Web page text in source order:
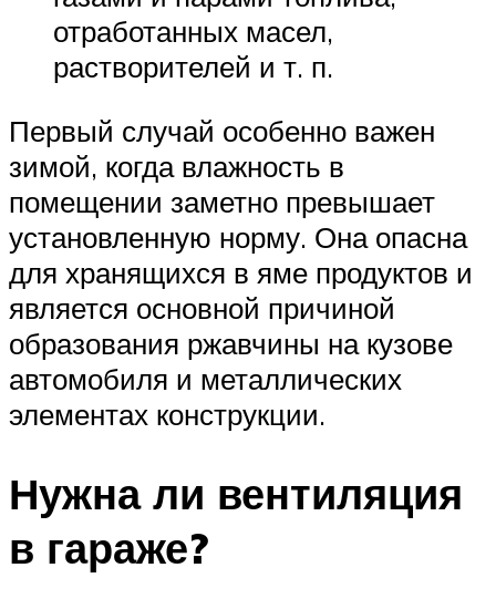
отработанных масел,
растворителей и т. п.
Первый случай особенно важен
зимой, когда влажность в
помещении заметно превышает
установленную норму. Она опасна
для хранящихся в яме продуктов и
является основной причиной
образования ржавчины на кузове
автомобиля и металлических
элементах конструкции.
Нужна ли вентиляция
в гараже?